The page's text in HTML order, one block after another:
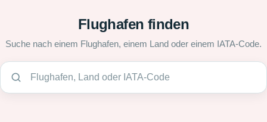
Flughafen finden
Suche nach einem Flughafen, einem Land oder einem IATA-Code.